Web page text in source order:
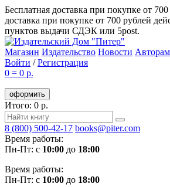
Бесплатная доставка при покупке от
доставка при покупке от 700 рублей
пунктов выдачи СДЭК или 5post.
Магазин Издательство Новости Авторам
Войти /Регистрация
0 = 0 р.
оформить
Итого: 0 р.
8 (800) 500-42-17 books@piter.com
Время работы:
Пн-Пт: с 10:00 до 18:00
Время работы:
Пн-Пт: с 10:00 до 18:00